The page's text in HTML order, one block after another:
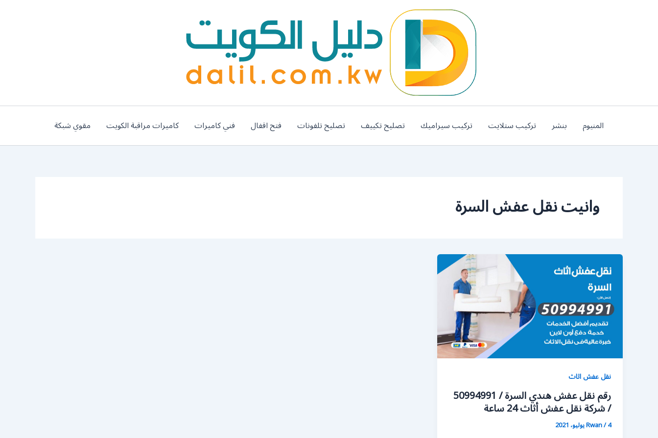
المنيوم بنشر تركيب ستلايت تركيب سيراميك تصليح تكييف تصليح تلفونات فتح اقفال فني كاميرات كاميرات مراقبة الكويت مقوي شبكة
وانيت نقل عفش السرة
نقل عفش اثاث
رقم نقل عفش هندي السرة / 50994991
/ شركة نقل عفش أثاث 24 ساعة
Rwan/4 يوليو، 2021